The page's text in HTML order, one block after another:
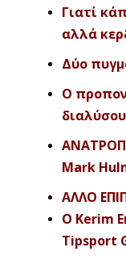
Γιατί
αλλά
Δύο
Ο
Mark
ΑΛΛΟ
O Kerim
Tipsport